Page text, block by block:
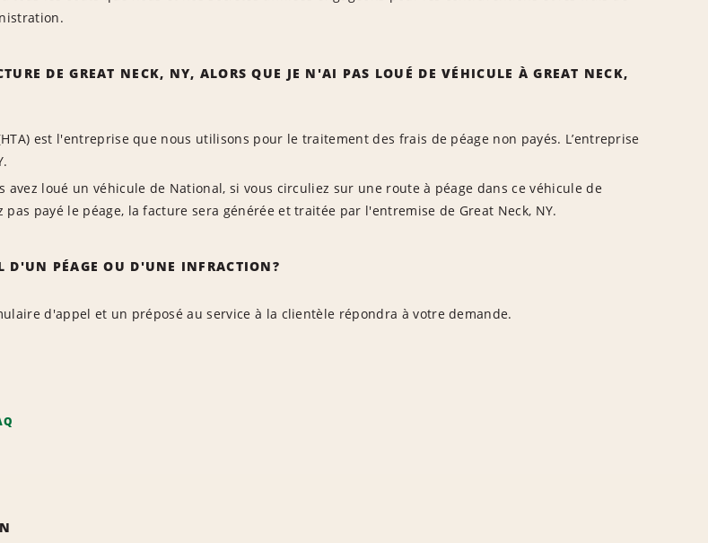
DE GREAT NECK, NY, ALORS QUE JE N'AI PAS LOUÉ DE VÉHICULE À GREAT NECK,
est l'entreprise que nous utilisons pour le traitement des frais de péage non payés. L’entreprise
avez loué un véhicule de National, si vous circuliez sur une route à péage dans ce véhicule de
pas payé le péage, la facture sera générée et traitée par l'entremise de Great Neck, NY.
D'UN PÉAGE OU D'UNE INFRACTION?
d'appel et un préposé au service à la clientèle répondra à votre demande.